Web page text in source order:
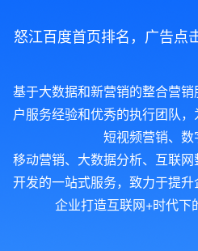
怒江百度首页排名，广告点
基于大数据和新营销的整合营
户服务经验和优秀的执行团队，
短视频营销、数
移动营销、大数据分析、互联
开发的一站式服务，致力于提
企业打造互联网+时代下